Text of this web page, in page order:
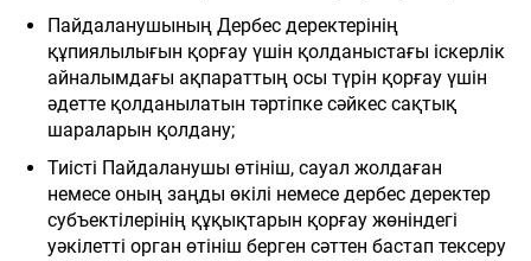
Пайдаланушының Дербес деректерінің
құпиялылығын қорғау үшін қолданыстағы іскерлік
айналымдағы ақпараттың осы түрін қорғау үшін
әдетте қолданылатын тәртіпке сәйкес сақтық
шараларын қолдану;
Тиісті Пайдаланушы өтініш, сауал жолдаған
немесе оның заңды өкілі немесе дербес деректер
субъектілерінің құқықтарын қорғау жөніндегі
уәкілетті орган өтініш берген сәттен бастап тексеру